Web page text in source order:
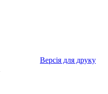
Версія для друку